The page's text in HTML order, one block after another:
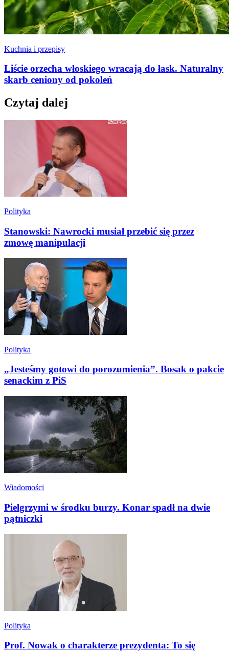
Kuchnia i przepisy
Liście orzecha włoskiego wracają do łask. Naturalny
skarb ceniony od pokoleń
Czytaj dalej
Polityka
Stanowski: Nawrocki musiał przebić się przez
zmowę manipulacji
Polityka
„Jesteśmy gotowi do porozumienia”. Bosak o pakcie
senackim z PiS
Wiadomości
Pielgrzymi w środku burzy. Konar spadł na dwie
pątniczki
Polityka
Prof. Nowak o charakterze prezydenta: To się